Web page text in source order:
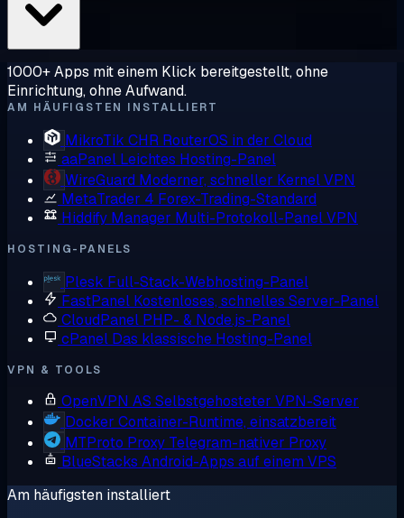
1000+ Apps mit einem Klick bereitgestellt, ohne
Einrichtung, ohne Aufwand.
AM HÄUFIGSTEN INSTALLIERT
MikroTik CHR RouterOS in der Cloud
aaPanel Leichtes Hosting-Panel
WireGuard Moderner, schneller Kernel VPN
MetaTrader 4 Forex-Trading-Standard
Hiddify Manager Multi-Protokoll-Panel VPN
HOSTING-PANELS
Plesk Full-Stack-Webhosting-Panel
FastPanel Kostenloses, schnelles Server-Panel
CloudPanel PHP- & Node.js-Panel
cPanel Das klassische Hosting-Panel
VPN & TOOLS
OpenVPN AS Selbstgehosteter VPN-Server
Docker Container-Runtime, einsatzbereit
MTProto Proxy Telegram-nativer Proxy
BlueStacks Android-Apps auf einem VPS
Am häufigsten installiert